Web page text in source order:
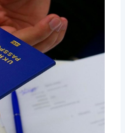
ЕЖЕМЕСЯЧНЫЙ ОБЗОР
КЕШБЭКА
ПУТЕВОДИТЕЛИ ПО
БАНКОВСКИМ КАРТАМ